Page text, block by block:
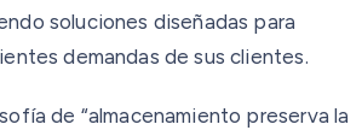
soluciones diseñadas para
demandas de sus clientes.
de “almacenamiento preserva la